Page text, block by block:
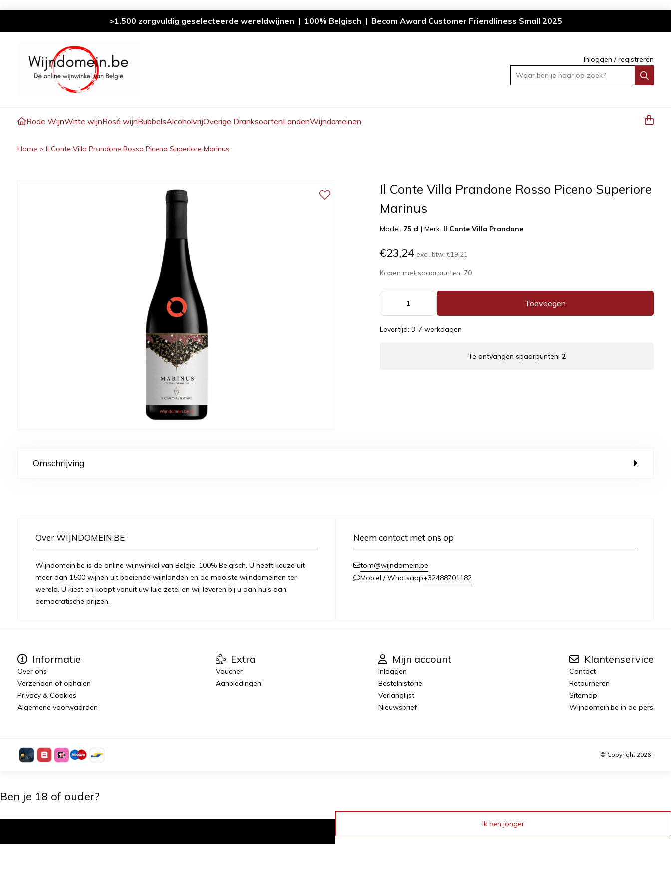
>1.500 zorgvuldig geselecteerde wereldwijnen | 100% Belgisch | Becom Award Customer Friendliness Small 2025
Inloggen /registreren
Waar ben je naar op zoek?
Rode WijnWitte wijnRosé wijnBubbelsAlcoholvrijOverige DranksoortenLandenWijndomeinen
Home > Il Conte Villa Prandone Rosso Piceno Superiore Marinus
Il Conte Villa Prandone Rosso Piceno Superiore
Marinus
Model: 75 cl |Merk: Il Conte Villa Prandone
€23,24 excl. btw:€19,21
Kopen met spaarpunten:70
Toevoegen
Levertijd: 3-7 werkdagen
Te ontvangen spaarpunten: 2
Omschrijving
Over WIJNDOMEIN.BE
Wijndomein.be is de online wijnwinkel van België, 100% Belgisch. U heeft keuze uit
meer dan 1500 wijnen uit boeiende wijnlanden en de mooiste wijndomeinen ter
wereld. U kiest en koopt vanuit uw luie zetel en wij leveren bij u aan huis aan
democratische prijzen.
Neem contact met ons op
tom@wijndomein.be
Mobiel / Whatsapp+32488701182
Informatie
Over ons
Verzenden of ophalen
Privacy & Cookies
Algemene voorwaarden
Extra
Voucher
Aanbiedingen
Mijn account
Inloggen
Bestelhistorie
Verlanglijst
Nieuwsbrief
Klantenservice
Contact
Retourneren
Sitemap
Wijndomein.be in de pers
© Copyright 2026 |
Ben je 18 of ouder?
Ik ben jonger